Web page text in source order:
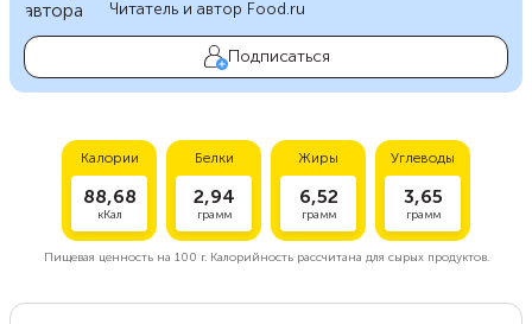
Читатель и автор Food.ru
Подписаться
Калории
88,68
кКал
Белки
2,94
грамм
Жиры
6,52
грамм
Углеводы
3,65
грамм
Пищевая ценность на 100 г.Калорийность рассчитана для сырых продуктов.